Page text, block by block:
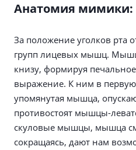
Анатомия мимики:
За положение уголков рта
групп лицевых мышц.
книзу, формируя
выражение. К ним в первую
упомянутая мышца,
противостоят мышцы-
скуловые мышцы, мышца
сокращаясь, дают нам